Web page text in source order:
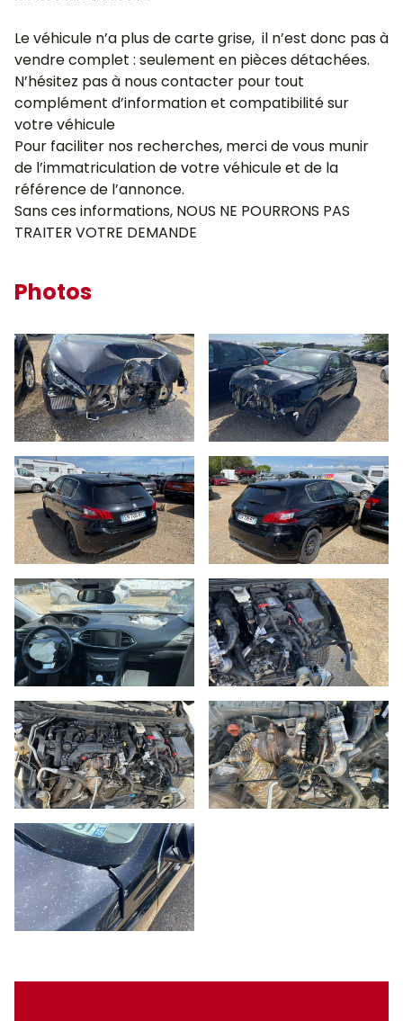
Le véhicule n’a plus de carte grise, il n’est donc pas à
vendre complet : seulement en pièces détachées.
N’hésitez pas à nous contacter pour tout
complément d’information et compatibilité sur
votre véhicule
Pour faciliter nos recherches, merci de vous munir
de l’immatriculation de votre véhicule et de la
référence de l’annonce.
Sans ces informations, NOUS NE POURRONS PAS
TRAITER VOTRE DEMANDE
Photos